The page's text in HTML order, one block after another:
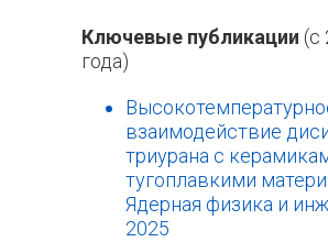
Ключевые публикации (с
года)
взаимодействие
триурана с
тугоплавкими
Ядерная физика и
2025